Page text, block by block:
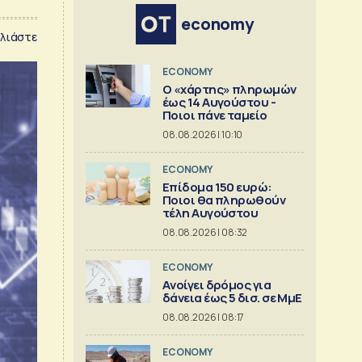
economy
ECONOMY
Ο «χάρτης» πληρωμών
έως 14 Αυγούστου -
Ποιοι πάνε ταμείο
08.08.2026 | 10:10
ECONOMY
Επίδομα 150 ευρώ:
Ποιοι θα πληρωθούν
τέλη Αυγούστου
08.08.2026 | 08:32
ECONOMY
Aνοίγει δρόμος για
δάνεια έως 5 δισ. σε ΜμΕ
08.08.2026 | 08:17
ECONOMY